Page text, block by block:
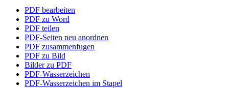
PDF bearbeiten
PDF zu Word
PDF teilen
PDF-Seiten neu anordnen
PDF zusammenfugen
PDF zu Bild
Bilder zu PDF
PDF-Wasserzeichen
PDF-Wasserzeichen im Stapel